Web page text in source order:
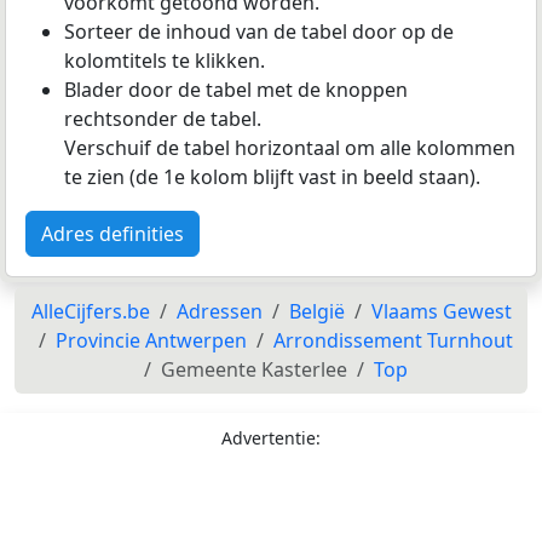
Sorteer de inhoud van de tabel door op de
kolomtitels te klikken.
Blader door de tabel met de knoppen
rechtsonder de tabel.
Verschuif de tabel horizontaal om alle kolommen
te zien (de 1e kolom blijft vast in beeld staan).
Adres definities
AlleCijfers.be Adressen België
Vlaams Gewest
Provincie Antwerpen
Arrondissement Turnhout
Gemeente Kasterlee
Top
Advertentie: